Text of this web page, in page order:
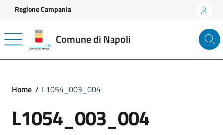
Vai ai contenuti
Vai al footer
Regione Campania
Comune di Napoli
Home L1054_003_004
L1054_003_004